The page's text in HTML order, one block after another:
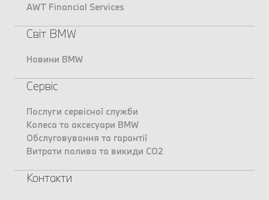
AWT Financial Services
Світ BMW
Новини BMW
Сервіс
Послуги сервісної служби
Колеса та аксесуари BMW
Обслуговування та гарантії
Витрати палива та викиди CO2
Контакти